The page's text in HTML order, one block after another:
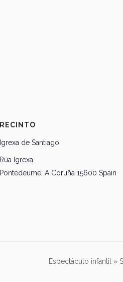
RECINTO
Igrexa de Santiago
Rúa Igrexa
Pontedeume A Coruña 15600 Spain
Espectáculo infantil »